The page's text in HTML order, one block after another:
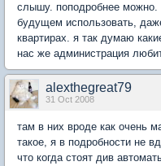
слышу. поподробнее можно.
будущем использовать,
квартирах. я так думаю
нас же администрация
alexthegreat79
31 Oct 2008
там в них вроде как очень
такое, я в подробности не
что когда стоят див